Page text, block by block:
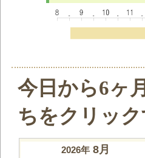
今日から6ヶ
ちをクリッ
2026年 8月